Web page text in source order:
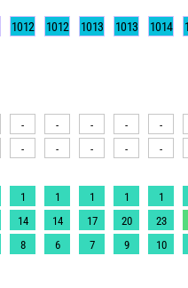
1012 1012 1013 1013 1014
- - - - -
- - - - -
1 1 1 1 1
14 14 17 20 23
8 6 7 9 10